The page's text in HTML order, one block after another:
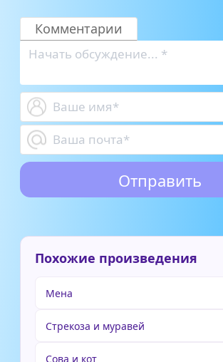
Комментарии
Похожие произведения
Мена
Стрекоза и муравей
Сова и кот